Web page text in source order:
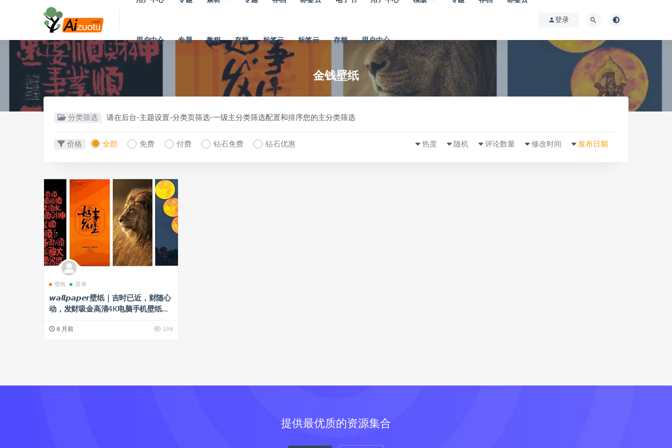
用户中心 专题 教程 存档 标签云 标签云 存档 用户中心
登录
金钱壁纸
分类筛选 请在后台-主题设置-分类页筛选-一级主分类筛选配置和排序您的主分类筛选
价格 全部 免费 付费 钻石免费 钻石优惠 发布日期
修改时间
评论数量
随机
热度
壁纸 语录
𝙬𝙖𝙡𝙡𝙥𝙖𝙥𝙚𝙧壁纸｜吉时已近，财随心
动，发财吸金高清4K电脑手机壁纸分
8 月前 198
提供最优质的资源集合